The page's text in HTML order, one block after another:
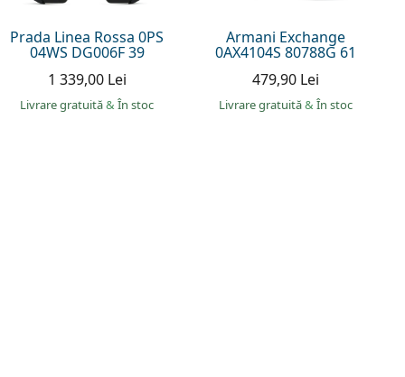
Prada Linea Rossa 0PS
04WS DG006F 39
1 339,00 Lei
Livrare gratuită& În stoc
Armani Exchange
0AX4104S 80788G 61
479,90 Lei
Livrare gratuită& În stoc